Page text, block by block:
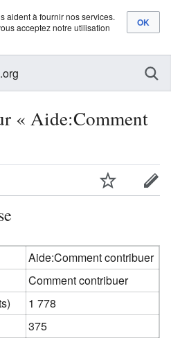
aident à fournir nos services.
acceptez notre utilisation
« Aide:Comment
Aide:Comment contribuer
Comment contribuer
1 778
375